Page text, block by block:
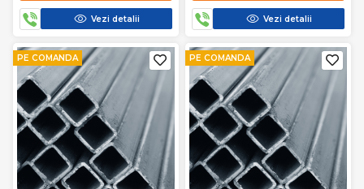
Vezi detalii Vezi detalii
PE COMANDA PE COMANDA